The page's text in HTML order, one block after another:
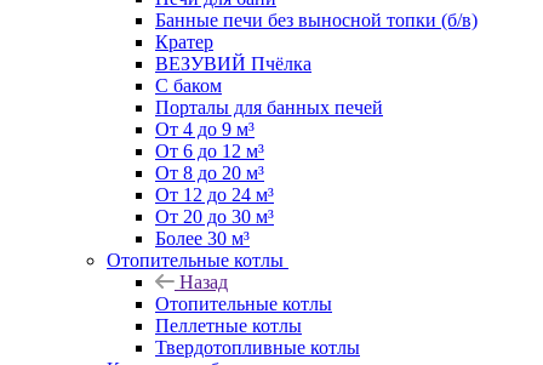
Банные печи без выносной топки (б/в)
Кратер
ВЕЗУВИЙ Пчёлка
С баком
Порталы для банных печей
От 4 до 9 м³
От 6 до 12 м³
От 8 до 20 м³
От 12 до 24 м³
От 20 до 30 м³
Более 30 м³
Отопительные котлы
Назад
Отопительные котлы
Пеллетные котлы
Твердотопливные котлы